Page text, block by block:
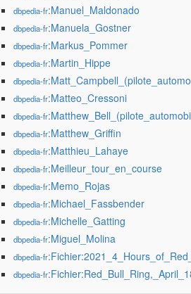
dbpedia-fr:Manuel_Maldonado
dbpedia-fr:Manuela_Gostner
dbpedia-fr:Markus_Pommer
dbpedia-fr:Martin_Hippe
dbpedia-fr
dbpedia-fr:Matteo_Cressoni
dbpedia-fr
dbpedia-fr:Matthew_Griffin
dbpedia-fr:Matthieu_Lahaye
dbpedia-fr:Meilleur_tour_en_course
dbpedia-fr:Memo_Rojas
dbpedia-fr:Michael_Fassbender
dbpedia-fr:Michelle_Gatting
dbpedia-fr:Miguel_Molina
dbpedia-fr
dbpedia-fr